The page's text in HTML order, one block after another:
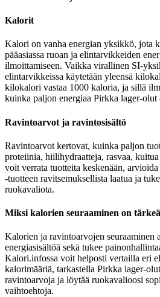
Kalorit
Kalori on vanha energian yksikkö, jota
pääasiassa ruoan ja elintarvikkeiden
ilmoittamiseen. Vaikka virallinen SI-
elintarvikkeissa käytetään yleensä
kilokalori vastaa 1000 kaloria, ja sillä
kuinka paljon energiaa Pirkka lager-olut
Ravintoarvot ja ravintosisältö
Ravintoarvot kertovat, kuinka paljon
proteiinia, hiilihydraatteja, rasvaa,
voit verrata tuotteita keskenään,
-tuotteen ravitsemuksellista laatua ja
ruokavaliota.
Miksi kalorien seuraaminen on
Kalorien ja ravintoarvojen seuraaminen
energiasisältöä sekä tukee
Kalori.infossa voit helposti vertailla eri
kalorimääriä, tarkastella Pirkka lager-
ravintoarvoja ja löytää ruokavalioosi
vaihtoehtoja.